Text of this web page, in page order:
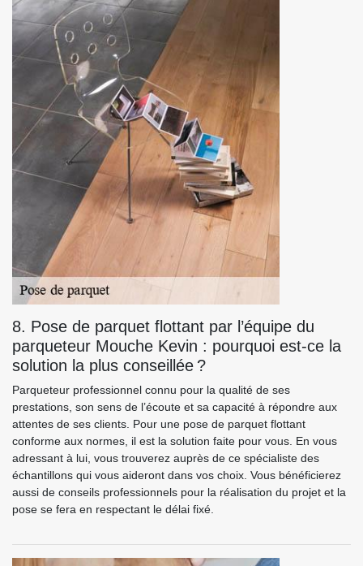
8. Pose de parquet flottant par l’équipe du
parqueteur Mouche Kevin : pourquoi est-ce la
solution la plus conseillée ?
Parqueteur professionnel connu pour la qualité de ses
prestations, son sens de l’écoute et sa capacité à répondre aux
attentes de ses clients. Pour une pose de parquet flottant
conforme aux normes, il est la solution faite pour vous. En vous
adressant à lui, vous trouverez auprès de ce spécialiste des
échantillons qui vous aideront dans vos choix. Vous bénéficierez
aussi de conseils professionnels pour la réalisation du projet et la
pose se fera en respectant le délai fixé.